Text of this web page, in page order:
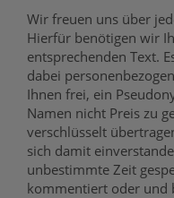
Wir freuen uns über
Hierfür benötigen wir
entsprechenden Text.
dabei
Ihnen frei, ein
Namen nicht Preis zu
verschlüsselt
sich damit
unbestimmte Zeit
kommentiert oder und